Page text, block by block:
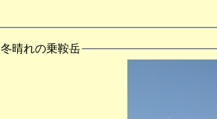
冬晴れの乗鞍岳